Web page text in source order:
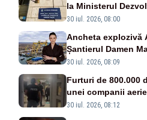
la Ministerul
ies în stradă
30 iul. 2026, 08:00
Ancheta explozivă
Șantierul Damen
scufundă apărarea
30 iul. 2026, 08:09
Furturi de 800.000
unei companii
de anchetă
30 iul. 2026, 08:12